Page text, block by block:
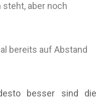
steht, aber noch
bereits auf Abstand
besser sind die